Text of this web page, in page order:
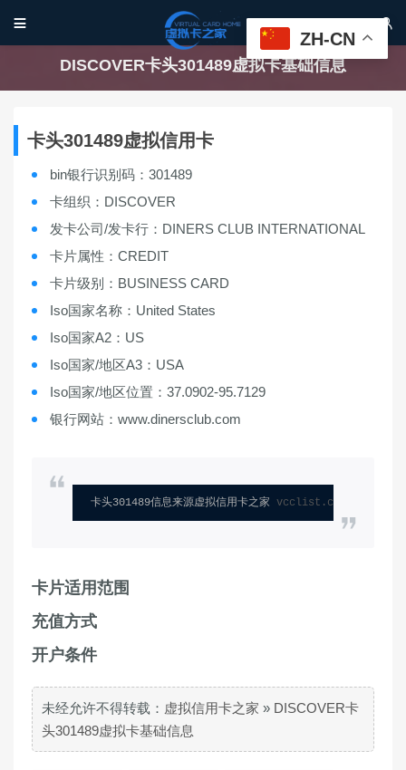
 
DISCOVER卡头301489虚拟卡基础信息
卡头301489虚拟信用卡
bin银行识别码：301489
卡组织：DISCOVER
发卡公司/发卡行：DINERS CLUB INTERNATIONAL
卡片属性：CREDIT
卡片级别：BUSINESS CARD
Iso国家名称：United States
Iso国家A2：US
Iso国家/地区A3：USA
Iso国家/地区位置：37.0902-95.7129
银行网站：www.dinersclub.com
卡头301489信息来源虚拟信用卡之家 vcclist.com
卡片适用范围
充值方式
开户条件
未经允许不得转载： 虚拟信用卡之家 » DISCOVER卡
头301489虚拟卡基础信息
ZH-CN